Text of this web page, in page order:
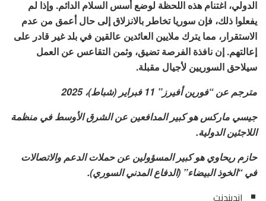
الدولي، اغتنام هذه اللحظة لوضع أسس السلام الدائم. وإذا لم
يفعلوا ذلك، فإن سوريا تخاطر بالانزلاق إلى حال أعمق من عدم
الاستقرار، مما يترك ملايين العائدين عالقين في بلد غير قادر على
إعالتهم. إن نافذة الفرصة تضيق، وثمن التقاعس عن العمل
سيلاحق السوريين لأجيال مقبلة.
مترجم عن “فورين أفيرز” 11 فبراير (شباط)، 2025
جيسي ماركسهو كبير المدافعين عن الشرق الأوسط في منظمة
اللاجئين الدولية.
حازم ريحاويهو كبير المسؤولين عن حملات الدعم والاتصالات
في “الخوذ البيضاء” (الدفاع المدني السوري).
إندبندنت